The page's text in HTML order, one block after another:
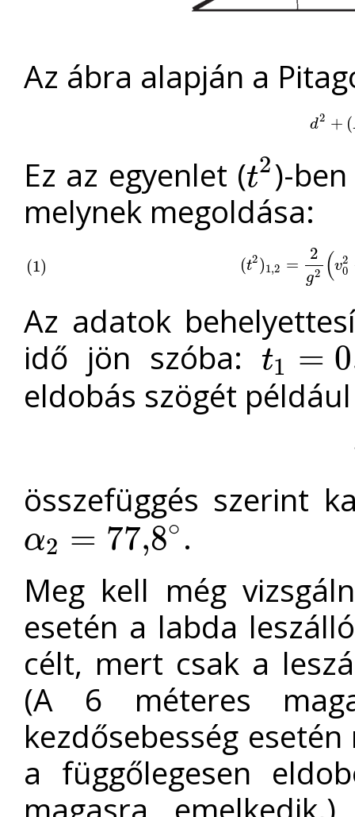
Az ábra alapján a
d2 + (
d2 +(H
Ez az egyenlet (t2
t2
)-
melynek megoldása:
(1)
(1) (t2)1,2 =
2
g2 (v2
0
(t2)1 ,2 =2 g2( v 02
Az adatok
idő jön szóba:
t1 =
t1= 0,446
eldobás szögét
összefüggés szerint
α2 = 77,8∘
α2=77 ,8∘
.
Meg kell még
esetén a labda
célt, mert csak a
(A 6 méteres
kezdősebesség
a függőlegesen